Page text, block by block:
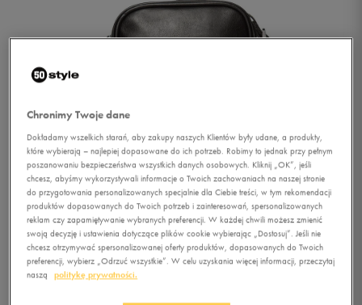
Chronimy Twoje dane
Dokładamy wszelkich starań, aby zakupy naszych Klientów były udane, a produkty,
które wybierają – najlepiej dopasowane do ich potrzeb. Robimy to jednak przy pełnym
poszanowaniu bezpieczeństwa wszystkich danych osobowych. Kliknij „OK”, jeśli
chcesz, abyśmy wykorzystywali informacje o Twoich zachowaniach na naszej stronie
do przygotowania personalizowanych specjalnie dla Ciebie treści, w tym rekomendacji
produktów dopasowanych do Twoich potrzeb i zainteresowań, spersonalizowanych
reklam czy zapamiętywanie wybranych preferencji. W każdej chwili możesz zmienić
swoją decyzję i ustawienia dotyczące plików cookie wybierając „Dostosuj”. Jeśli nie
chcesz otrzymywać spersonalizowanej oferty produktów, dopasowanych do Twoich
preferencji, wybierz „Odrzuć wszystkie”. W celu uzyskania więcej informacji, przeczytaj
naszą
politykę prywatności.